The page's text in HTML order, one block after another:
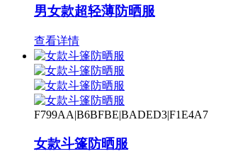
男女款超轻薄防晒服
查看详情
F799AA|B6BFBE|BADED3|F1E4A7
女款斗篷防晒服